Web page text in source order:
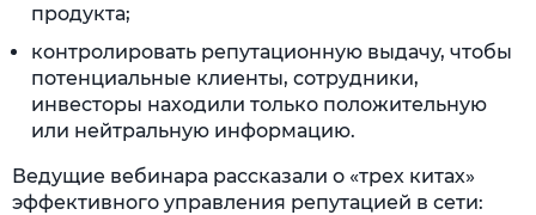
продукта;
контролировать репутационную выдачу, чтобы
потенциальные клиенты, сотрудники,
инвесторы находили только положительную
или нейтральную информацию.
Ведущие вебинара рассказали о «трех китах»
эффективного управления репутацией в сети: